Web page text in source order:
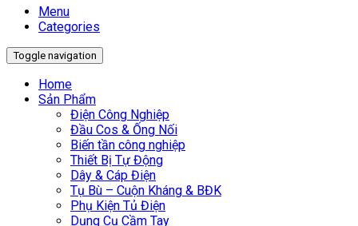
Menu
Categories
Toggle navigation
Home
Sản Phẩm
Điện Công Nghiệp
Đầu Cos & Ống Nối
Biến tần công nghiệp
Thiết Bị Tự Động
Dây & Cáp Điện
Tụ Bù – Cuộn Kháng & BĐK
Phụ Kiện Tủ Điện
Dụng Cụ Cầm Tay